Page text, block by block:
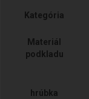
Kategória
Materiál
podkladu
hrúbka